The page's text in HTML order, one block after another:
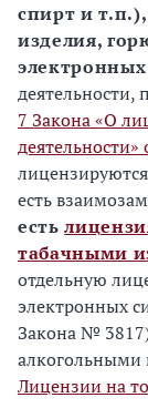
спирт и
изделия,
7 Закона «О
есть
есть
табачными
отдельную
электронных
Закона №
Лицензии на